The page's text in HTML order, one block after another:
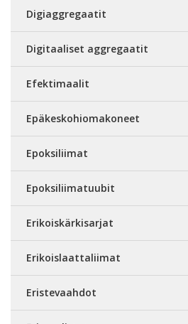
Digiaggregaatit
Digitaaliset aggregaatit
Efektimaalit
Epäkeskohiomakoneet
Epoksiliimat
Epoksiliimatuubit
Erikoiskärkisarjat
Erikoislaattaliimat
Eristevaahdot